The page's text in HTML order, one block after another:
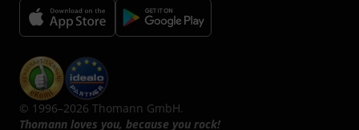
© 1996–2026 Thomann GmbH.
Thomann loves you, because you rock!